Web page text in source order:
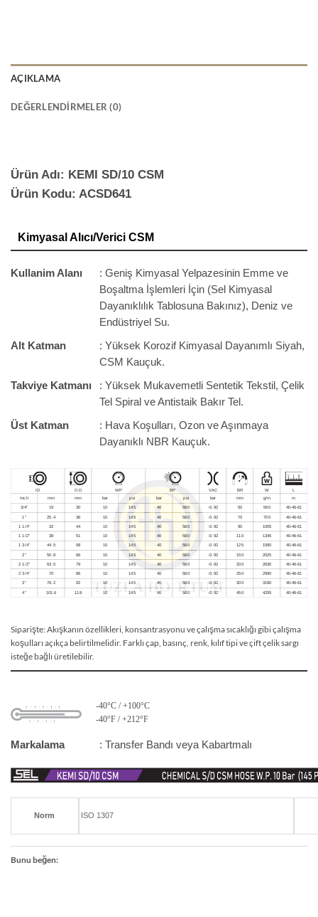
AÇIKLAMA
DEĞERLENDIRMELER (0)
Ürün Adı: KEMI SD/10 CSM
Ürün Kodu: ACSD641
Kimyasal Alıcı/Verici CSM
Kullanim Alanı
: Geniş Kimyasal Yelpazesinin Emme ve
Boşaltma İşlemleri İçin (Sel Kimyasal
Dayanıklılık Tablosuna Bakınız), Deniz ve
Endüstriyel Su.
Alt Katman
: Yüksek Korozif Kimyasal Dayanımlı Siyah,
CSM Kauçuk.
Takviye Katmanı
: Yüksek Mukavemetli Sentetik Tekstil, Çelik
Tel Spiral ve Antistaik Bakır Tel.
Üst Katman
: Hava Koşulları, Ozon ve Aşınmaya
Dayanıklı NBR Kauçuk.
Siparişte: Akışkanın özellikleri, konsantrasyonu ve çalışma sıcaklığı gibi çalışma
koşulları açıkça belirtilmelidir. Farklı çap, basınç, renk, kılıf tipi ve çift çelik sargı
isteğe bağlı üretilebilir.
-40°C / +100°C
-40°F / +212°F
Markalama : Transfer Bandı veya Kabartmalı
Norm ISO 1307
Bunu beğen: